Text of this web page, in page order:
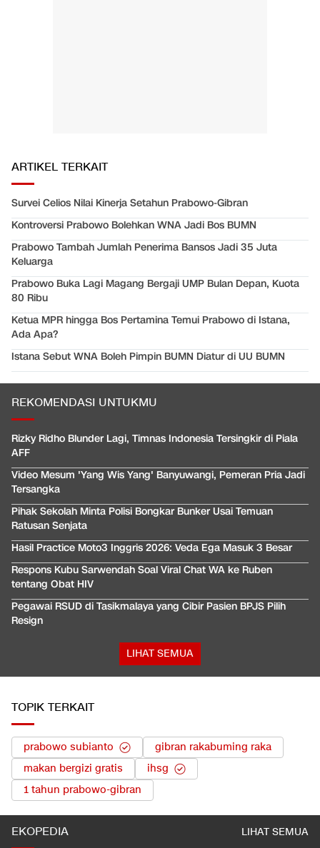
ARTIKEL TERKAIT
Survei Celios Nilai Kinerja Setahun Prabowo-Gibran
Kontroversi Prabowo Bolehkan WNA Jadi Bos BUMN
Prabowo Tambah Jumlah Penerima Bansos Jadi 35 Juta
Keluarga
Prabowo Buka Lagi Magang Bergaji UMP Bulan Depan, Kuota
80 Ribu
Ketua MPR hingga Bos Pertamina Temui Prabowo di Istana,
Ada Apa?
Istana Sebut WNA Boleh Pimpin BUMN Diatur di UU BUMN
REKOMENDASI UNTUKMU
Rizky Ridho Blunder Lagi, Timnas Indonesia Tersingkir di Piala
AFF
Video Mesum 'Yang Wis Yang' Banyuwangi, Pemeran Pria Jadi
Tersangka
Pihak Sekolah Minta Polisi Bongkar Bunker Usai Temuan
Ratusan Senjata
Hasil Practice Moto3 Inggris 2026: Veda Ega Masuk 3 Besar
Respons Kubu Sarwendah Soal Viral Chat WA ke Ruben
tentang Obat HIV
Pegawai RSUD di Tasikmalaya yang Cibir Pasien BPJS Pilih
Resign
LIHAT SEMUA
TOPIK TERKAIT
prabowo subianto
gibran rakabuming raka
makan bergizi gratis
ihsg
1 tahun prabowo-gibran
EKOPEDIA LIHAT SEMUA